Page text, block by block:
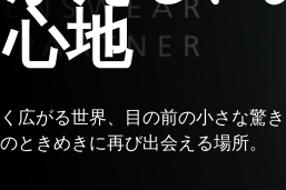
地
広がる世界、 目の前の小さな驚き
ときめきに再び出会える場所。